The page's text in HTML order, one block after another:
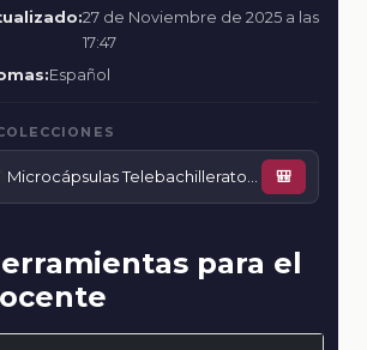
27 de Noviembre de 2025 a las
17:47
Español
🎒
para el